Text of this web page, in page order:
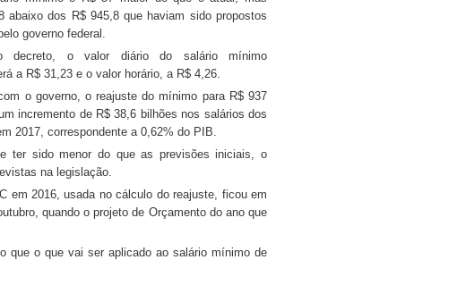
abaixo dos R$ 945,8 que haviam sido propostos
governo federal.
decreto, o valor diário do salário mínimo
a R$ 31,23 e o valor horário, a R$ 4,26.
o governo, o reajuste do mínimo para R$ 937
incremento de R$ 38,6 bilhões nos salários dos
2017, correspondente a 0,62% do PIB.
ter sido menor do que as previsões iniciais, o
na legislação.
em 2016, usada no cálculo do reajuste, ficou em
quando o projeto de Orçamento do ano que
que o que vai ser aplicado ao salário mínimo de